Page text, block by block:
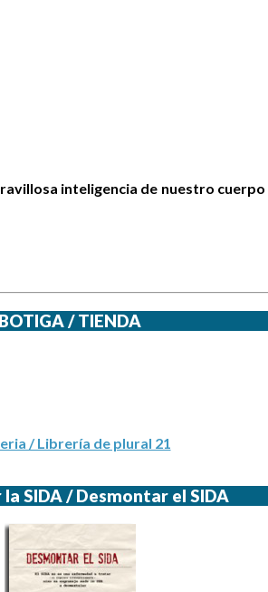
inteligencia de nuestro cuerpo
BOTIGA / TIENDA
/ Librería de plural 21
SIDA / Desmontar el SIDA